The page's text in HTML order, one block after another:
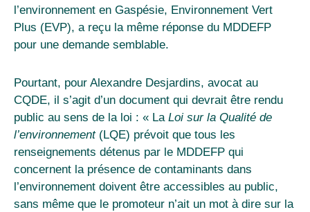
l’environnement en Gaspésie, Environnement Vert
Plus (EVP), a reçu la même réponse du MDDEFP
pour une demande semblable.
Pourtant, pour Alexandre Desjardins, avocat au
CQDE, il s’agit d’un document qui devrait être rendu
public au sens de la loi : « La Loi sur la Qualité de
l’environnement(LQE) prévoit que tous les
renseignements détenus par le MDDEFP qui
concernent la présence de contaminants dans
l’environnement doivent être accessibles au public,
sans même que le promoteur n’ait un mot à dire sur la